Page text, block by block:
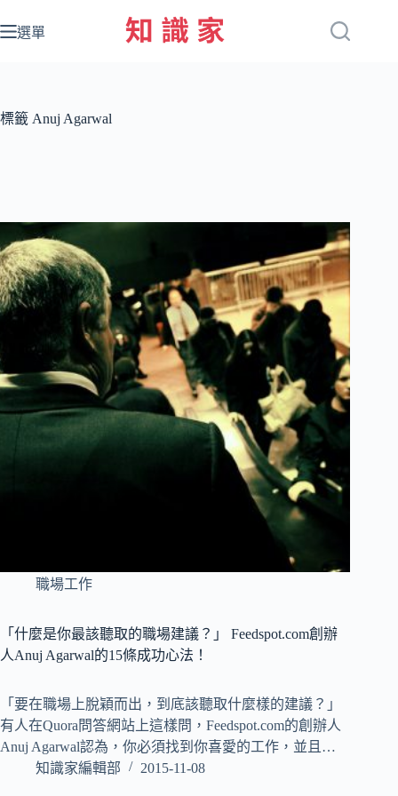
至
容
選單
標籤 Anuj Agarwal
職場工作
「什麼是你最該聽取的職場建議？」 Feedspot.com創辦
人Anuj Agarwal的15條成功心法！
「要在職場上脫穎而出，到底該聽取什麼樣的建議？」
有人在Quora問答網站上這樣問，Feedspot.com的創辦人
Anuj Agarwal認為，你必須找到你喜愛的工作，並且…
知識家編輯部
2015-11-08